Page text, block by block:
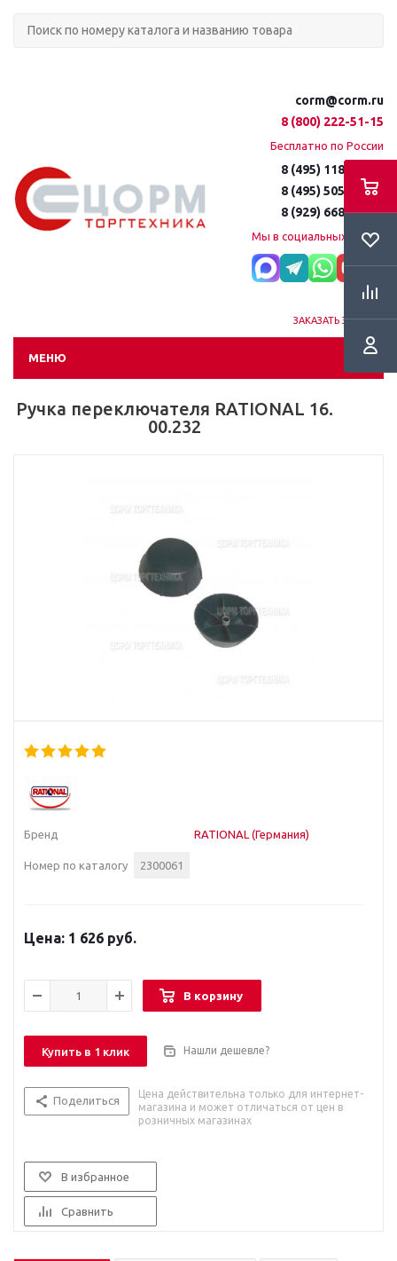
corm@corm.ru
8 (800) 222-51-15
Бесплатно по России
8 (495) 118-61-16
8 (495) 505-51-15
8 (929) 668-95-35
Мы в социальных сетях:
ЗАКАЗАТЬ ЗВОНОК
МЕНЮ
Ручка переключателя RATIONAL 16.
00.232
Бренд RATIONAL (Германия)
Номер по каталогу 2300061
1 626 руб.
В корзину
Купить в 1 клик Нашли дешевле?
Поделиться
Цена действительна только для интернет-
магазина и может отличаться от цен в
розничных магазинах
В избранное
Сравнить